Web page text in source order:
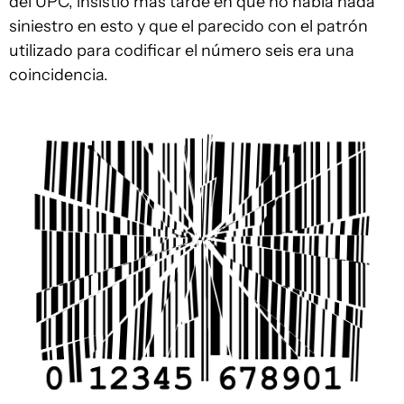
siniestro en esto y que el parecido con el patrón
utilizado para codificar el número seis era una
coincidencia.